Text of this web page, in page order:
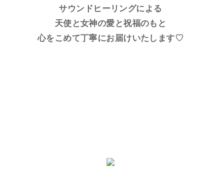
サウンドヒーリングによる
天使と女神の愛と祝福のもと
心をこめて丁寧にお届けいたします♡